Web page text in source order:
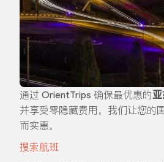
通过 OrientTrips 确保最优惠的
并享受零隐藏费用。我们让您的
而实惠。
搜索航班